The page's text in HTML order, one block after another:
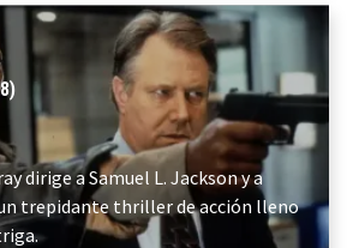
dirige a Samuel L. Jackson y a
un trepidante thriller de acción lleno